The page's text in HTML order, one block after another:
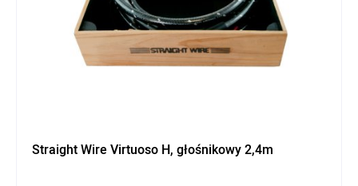
Straight Wire Virtuoso H, głośnikowy 2,4m